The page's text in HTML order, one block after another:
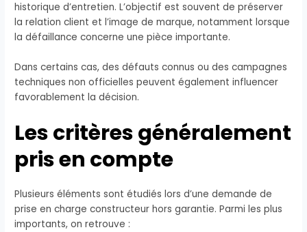
historique d’entretien. L’objectif est souvent de préserver
la relation client et l’image de marque, notamment lorsque
la défaillance concerne une pièce importante.
Dans certains cas, des défauts connus ou des campagnes
techniques non officielles peuvent également influencer
favorablement la décision.
Les critères généralement
pris en compte
Plusieurs éléments sont étudiés lors d’une demande de
prise en charge constructeur hors garantie. Parmi les plus
importants, on retrouve :